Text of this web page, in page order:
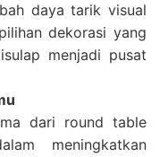
daya tarik visual
dekorasi yang
menjadi pusat
dari round table
meningkatkan